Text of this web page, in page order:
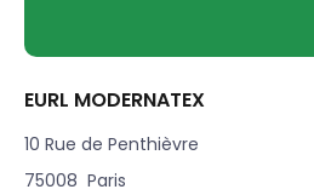
EURL MODERNATEX
10 Rue de Penthièvre
75008 Paris